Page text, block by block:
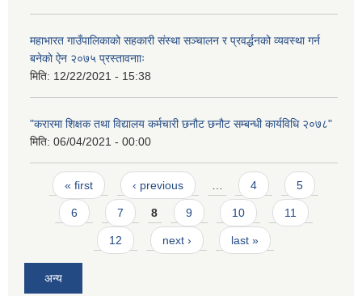
महाभारत गाउँपालिकाको सहकारी संस्था सञ्चालन र प्रवर्द्धनको व्यवस्था गर्न
बनेकाे ऐन २०७५ प्रस्तावनााः
मिति: 12/22/2021 - 15:38
"करारमा शिक्षक तथा विद्यालय कर्मचारी छनौट छनौट सम्बन्धी कार्यविधि २०७८"
मिति: 06/04/2021 - 00:00
Pages
« first ‹ previous 4 5
6 7 8 9 10 11
12 next › last »
अन्य